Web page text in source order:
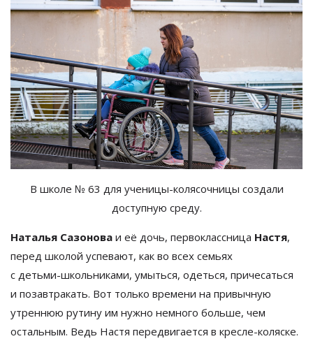
В школе № 63 для ученицы-колясочницы создали
доступную среду.
Наталья Сазонова и её дочь, первоклассница Настя,
перед школой успевают, как во всех семьях
с детьми-школьниками, умыться, одеться, причесаться
и позавтракать. Вот только времени на привычную
утреннюю рутину им нужно немного больше, чем
остальным. Ведь Настя передвигается в кресле-коляске.